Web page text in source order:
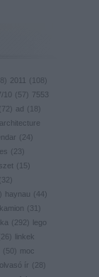
) 2011 ( 108 )
10 ( 57) 7553
72) ad ( 18 )
architecture
( 24)
( 23)
( 15)
32)
) haynau ( 44)
kamion ( 31
)
( 292)
lego
26 )
linkek
( 50) moc
olvasó ír ( 28 )